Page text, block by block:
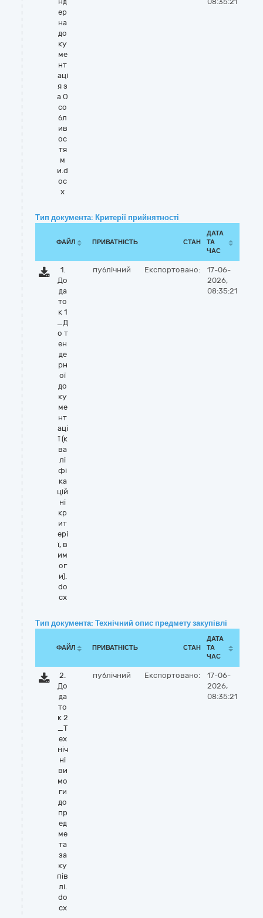
ер
на
до
ку
ме
нт
аці
я з
а О
со
бл
ив
ос
тя
м
и.d
oc
x
Тип документа: Критерії прийнятності
ФАЙЛ ПРИВАТНІСТЬ СТАН
ДАТА
ТА
ЧАС
1.
До
да
то
к 1
_Д
о т
ен
де
рн
ої
до
ку
ме
нт
аці
ї (к
ва
лі
фі
ка
цій
ні
кр
ит
ері
ї, в
им
ог
и).
do
cx
публічний Експортовано:
17-06-
2026,
08:35:21
Тип документа: Технічний опис предмету закупівлі
ФАЙЛ ПРИВАТНІСТЬ СТАН
ДАТА
ТА
ЧАС
2.
До
да
то
к 2
_Т
ех
ніч
ні
ви
мо
ги
до
пр
ед
ме
та
за
ку
пів
лі.
do
cx
публічний Експортовано:
17-06-
2026,
08:35:21